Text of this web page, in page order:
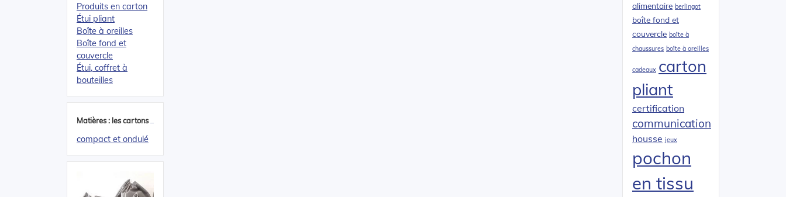
Produits en carton
Étui pliant
Boîte à oreilles
Boîte fond et
couvercle
Étui, coffret à
bouteilles
Matières : les cartons
compact et ondulé
alimentaire berlingot
boîte fond et
couvercle boîte à
chaussures boîte à oreilles
cadeaux carton
pliant
certification
communication
housse jeux
pochon
en tissu